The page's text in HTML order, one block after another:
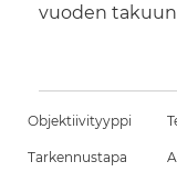
vuoden
Objektiivityyppi
Tarkennustapa